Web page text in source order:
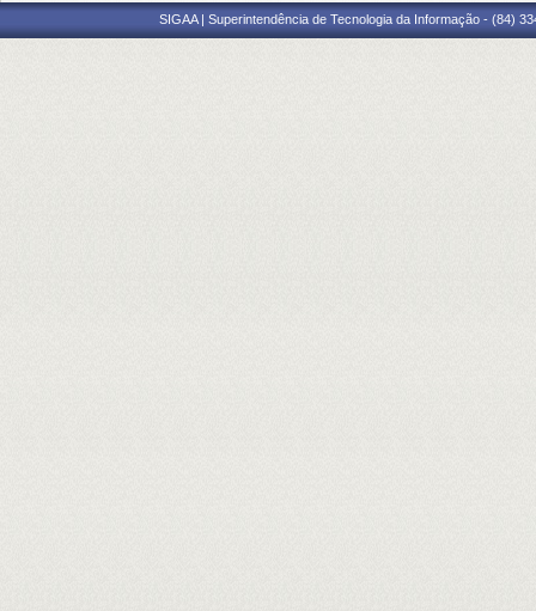
SIGAA | Superintendência de Tecnologia da Informação - (84)